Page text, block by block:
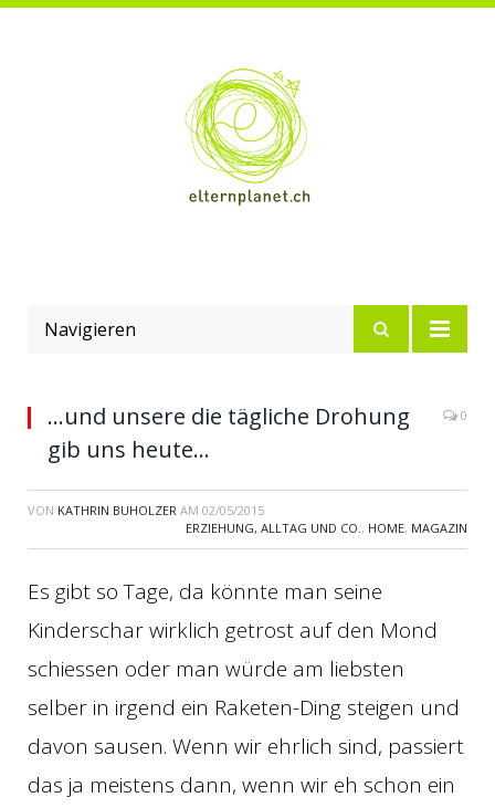
Navigieren
…und unsere die tägliche Drohung
gib uns heute…
0
VON KATHRIN BUHOLZER AM 02/05/2015
ERZIEHUNG, ALLTAG UND CO., HOME, MAGAZIN
Es gibt so Tage, da könnte man seine
Kinderschar wirklich getrost auf den Mond
schiessen oder man würde am liebsten
selber in irgend ein Raketen-Ding steigen und
davon sausen. Wenn wir ehrlich sind, passiert
das ja meistens dann, wenn wir eh schon ein